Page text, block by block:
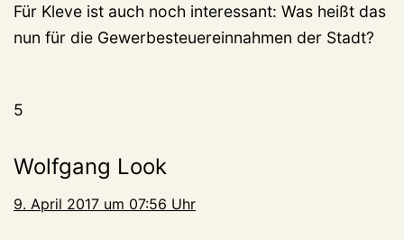
Für Kleve ist auch noch interessant: Was heißt das
nun für die Gewerbesteuereinnahmen der Stadt?
5
Wolfgang Look
9. April 2017 um 07:56 Uhr